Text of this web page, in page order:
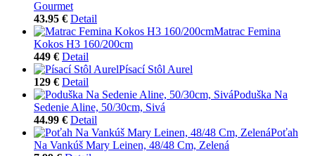
Gourmet
43.95 € Detail
Matrac Femina
Kokos H3 160/200cm
449 € Detail
Písací Stôl Aurel
129 € Detail
Poduška Na
Sedenie Aline, 50/30cm, Sivá
44.99 € Detail
Poťah
Na Vankúš Mary Leinen, 48/48 Cm, Zelená